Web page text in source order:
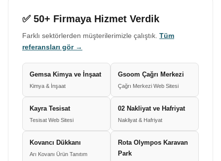
✅ 50+ Firmaya Hizmet Verdik
Farklı sektörlerden müşterilerimizle çalıştık. Tüm
referansları gör →
Gemsa Kimya ve İnşaat
Kimya & İnşaat
Gsoom Çağrı Merkezi
Çağrı Merkezi Web Sitesi
Kayra Tesisat
Tesisat Web Sitesi
02 Nakliyat ve Hafriyat
Nakliyat & Hafriyat
Kovancı Dükkanı
Arı Kovanı Ürün Tanıtım
Rota Olympos Karavan
Park